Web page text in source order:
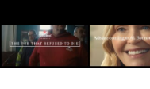
PRODOTTI